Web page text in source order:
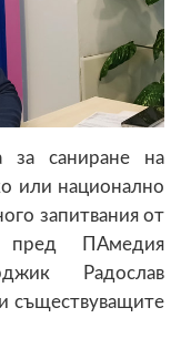
за саниране на
или национално
запитвания от
ПАмедия
Радослав
съществуващите